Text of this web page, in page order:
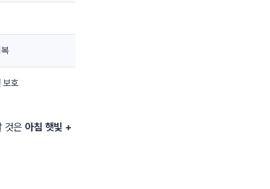
보호
것은 아침 햇빛 +